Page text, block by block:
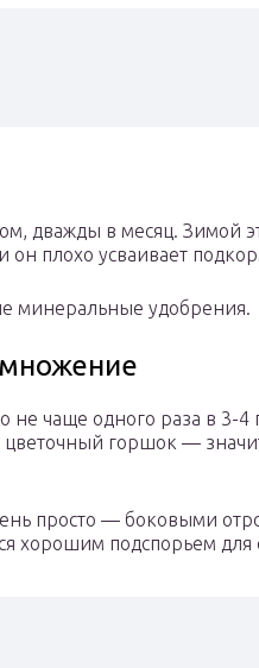
дважды в месяц. Зимой
он плохо усваивает
минеральные удобрения.
не чаще одного раза в 3-4
цветочный горшок —
просто — боковыми
хорошим подспорьем для